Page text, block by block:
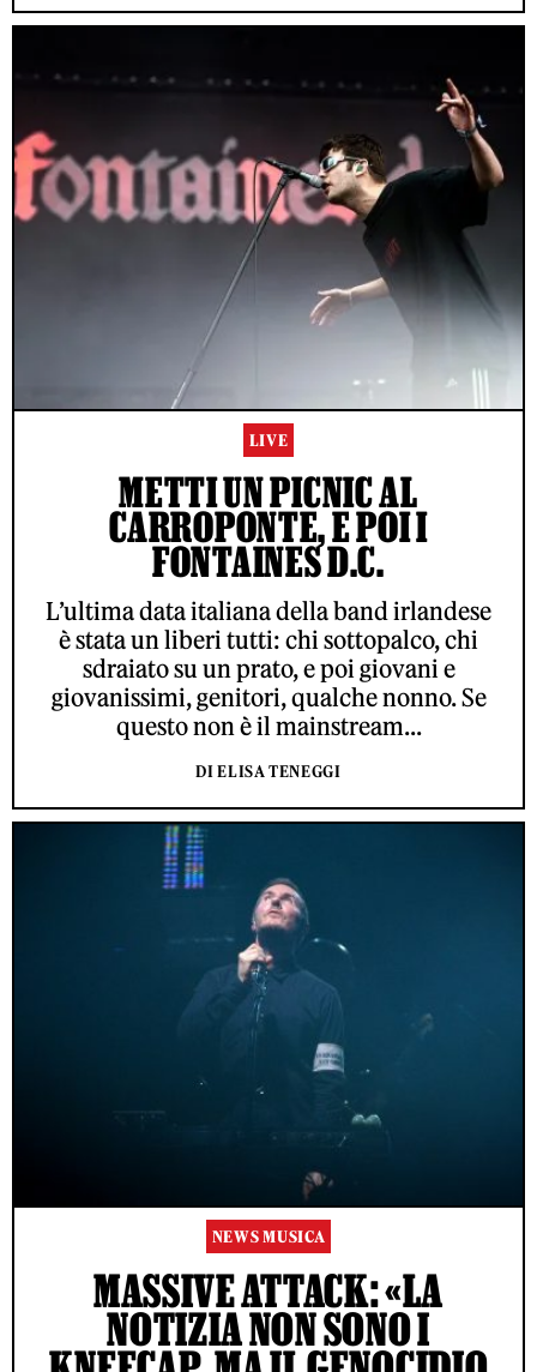
LIVE
METTI UN PICNIC AL
CARROPONTE, E POI I
FONTAINES D.C.
L’ultima data italiana della band irlandese
è stata un liberi tutti: chi sottopalco, chi
sdraiato su un prato, e poi giovani e
giovanissimi, genitori, qualche nonno. Se
questo non è il mainstream...
DI ELISA TENEGGI
NEWS MUSICA
MASSIVE ATTACK: «LA
NOTIZIA NON SONO I